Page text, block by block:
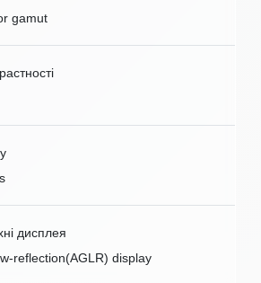
gamut
дисплея
reflection(AGLR) display